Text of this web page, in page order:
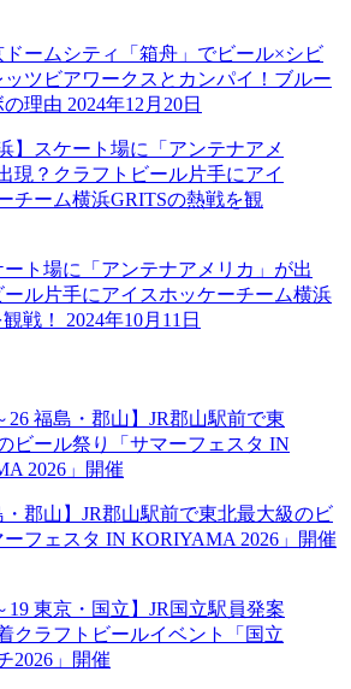
ドームシティ「箱舟」でビール×シビ
ツビアワークスとカンパイ！ブルー
の理由 2024年12月20日
ート場に「アンテナアメリカ」が出
ル片手にアイスホッケーチーム横浜
戦！
2024年10月11日
・郡山】JR郡山駅前で東北最大級のビ
フェスタ IN KORIYAMA 2026」開催